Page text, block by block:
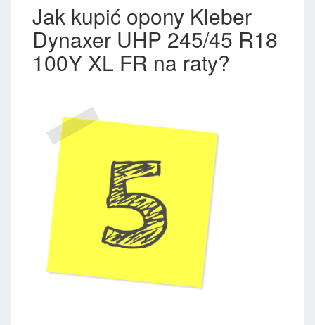
Jak kupić opony Kleber
Dynaxer UHP 245/45 R18
100Y XL FR na raty?